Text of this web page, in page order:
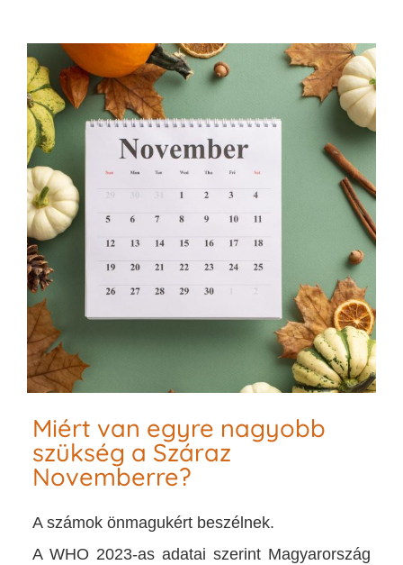
Miért van egyre nagyobb
szükség a Száraz
Novemberre?
A számok önmagukért beszélnek.
A WHO 2023-as adatai szerint Magyarország